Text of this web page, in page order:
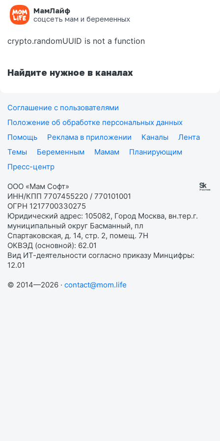
МамЛайф
соцсеть мам и беременных
Ошибка на странице
crypto.randomUUID is not a function
Найдите нужное в каналах
Соглашение с пользователями
Положение об обработке персональных данных
Помощь
Реклама в приложении Каналы
Лента
Темы
Беременным Мамам
Планирующим
Пресс-центр
ООО «Мам Софт»
ИНН/КПП 7707455220 / 770101001
ОГРН 1217700330275
Юридический адрес: 105082, Город Москва, вн.тер.г.
муниципальный округ Басманный, пл
Спартаковская, д. 14, стр. 2, помещ. 7Н
ОКВЭД (основной): 62.01
Вид ИТ-деятельности согласно приказу Минцифры:
12.01
© 2014—2026 · contact@mom.life